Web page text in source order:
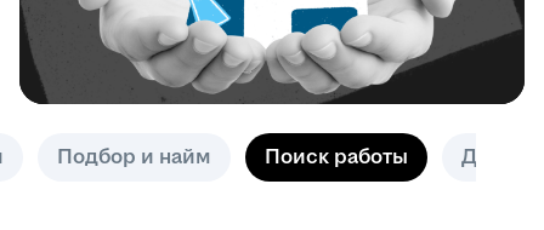
Подбор и найм Поиск работы Другое